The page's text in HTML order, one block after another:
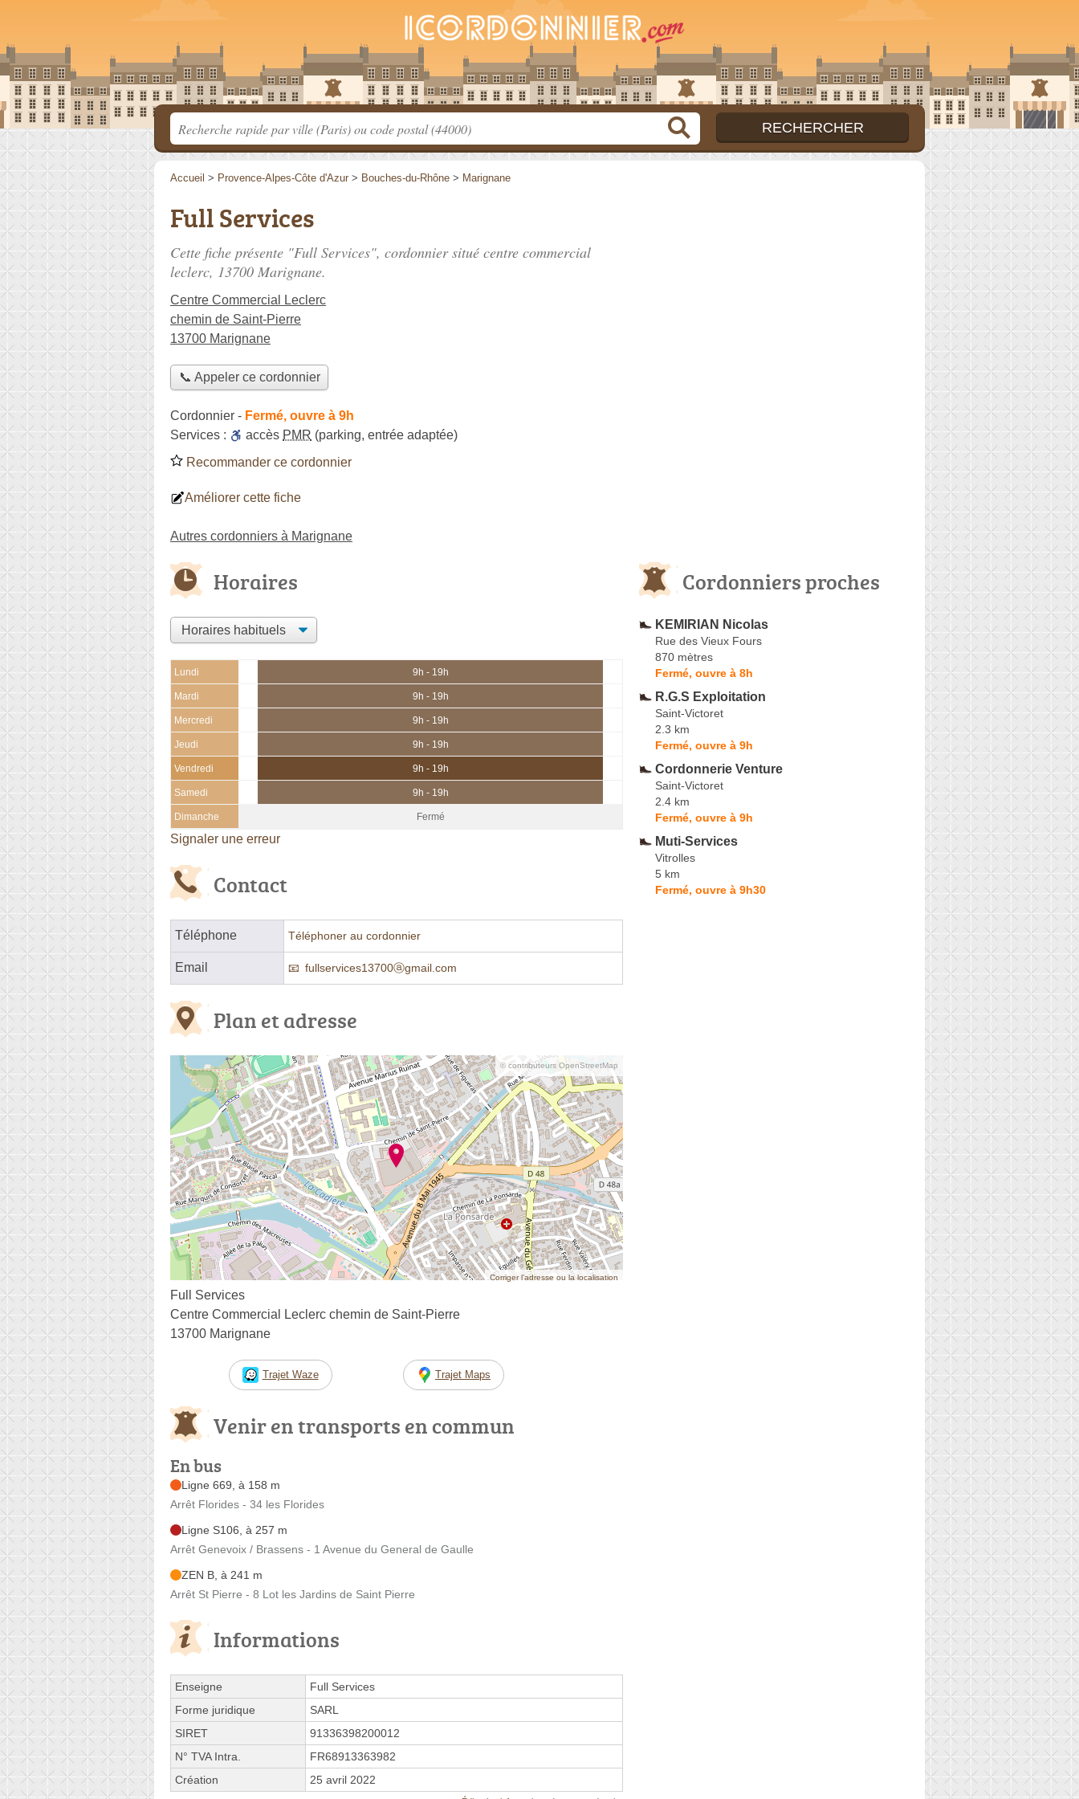
Accueil > Provence-Alpes-Côte d'Azur > Bouches-du-Rhône > Marignane
Full Services
Cette fiche présente "Full Services", cordonnier situé centre commercial
leclerc, 13700 Marignane.
Centre Commercial Leclerc
chemin de Saint-Pierre
13700 Marignane
📞 Appeler ce cordonnier
Cordonnier - Fermé, ouvre à 9h
Services :
accès PMR (parking, entrée adaptée)
Recommander ce cordonnier
Améliorer cette fiche
Autres cordonniers à Marignane
Horaires
Lundi 9h - 19h
Mardi 9h - 19h
Mercredi 9h - 19h
Jeudi 9h - 19h
Vendredi 9h - 19h
Samedi 9h - 19h
Dimanche Fermé
Signaler une erreur
Contact
Téléphone Téléphoner au cordonnier
Email fullservices13700ⓐgmail.com
Plan et adresse
© contributeurs OpenStreetMap
Corriger l’adresse ou la localisation
Full Services
Centre Commercial Leclerc chemin de Saint-Pierre
13700 Marignane
Trajet Waze Trajet Maps
Venir en transports en commun
En bus
Ligne 669, à 158 m
Arrêt Florides - 34 les Florides
Ligne S106, à 257 m
Arrêt Genevoix / Brassens - 1 Avenue du General de Gaulle
ZEN B, à 241 m
Arrêt St Pierre - 8 Lot les Jardins de Saint Pierre
Informations
Enseigne
Full Services
Forme juridique
SARL
SIRET
91336398200012
N° TVA Intra.
FR68913363982
Création
25 avril 2022
Cordonniers proches
KEMIRIAN Nicolas
Rue des Vieux Fours
870 mètres
Fermé, ouvre à 8h
R.G.S Exploitation
Saint-Victoret
2.3 km
Fermé, ouvre à 9h
Cordonnerie Venture
Saint-Victoret
2.4 km
Fermé, ouvre à 9h
Muti-Services
Vitrolles
5 km
Fermé, ouvre à 9h30